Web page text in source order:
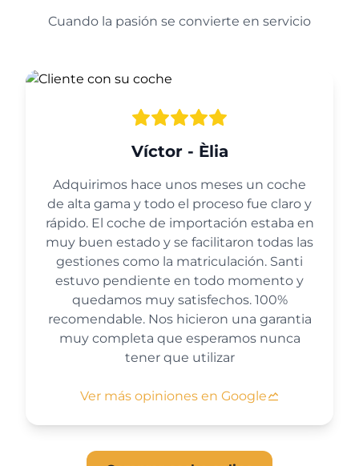
Cuando la pasión se convierte en servicio
Víctor - Èlia
Adquirimos hace unos meses un coche
de alta gama y todo el proceso fue claro y
rápido. El coche de importación estaba en
muy buen estado y se facilitaron todas las
gestiones como la matriculación. Santi
estuvo pendiente en todo momento y
quedamos muy satisfechos. 100%
recomendable. Nos hicieron una garantia
muy completa que esperamos nunca
tener que utilizar
Ver más opiniones en Google